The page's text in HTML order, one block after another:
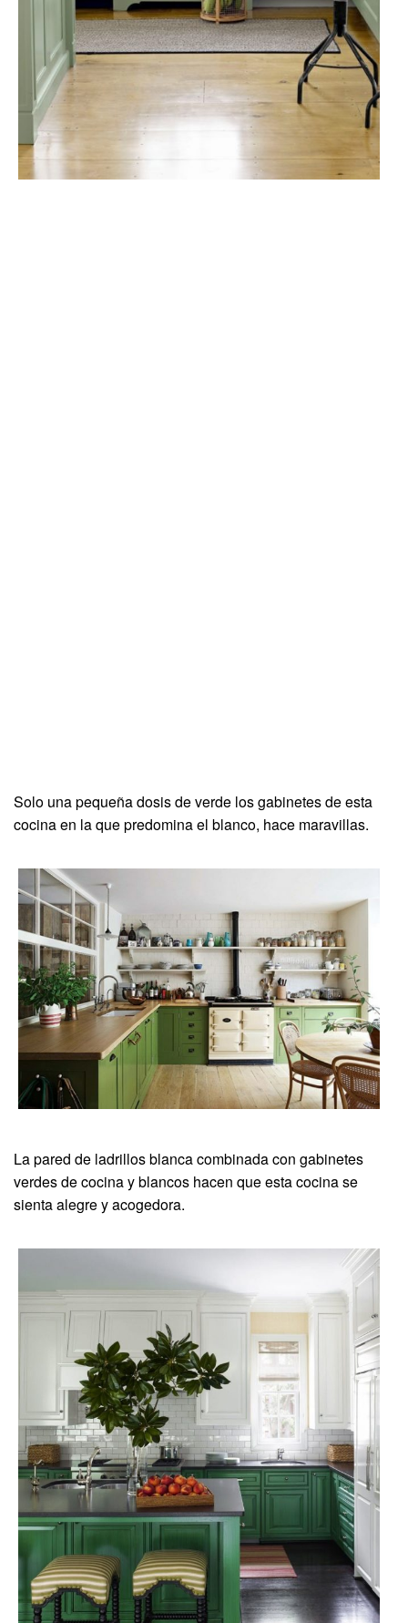
Solo una pequeña dosis de verde los gabinetes de esta
cocina en la que predomina el blanco, hace maravillas.
La pared de ladrillos blanca combinada con gabinetes
verdes de cocina y blancos hacen que esta cocina se
sienta alegre y acogedora.